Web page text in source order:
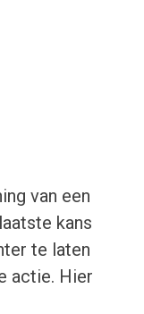
van een
kans
te laten
actie. Hier